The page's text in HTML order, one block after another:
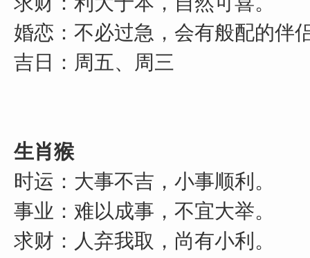
婚恋：不必过急，会有般配的伴
吉日：周五、周三
生肖猴
时运：大事不吉，小事顺利。
事业：难以成事，不宜大举。
求财：人弃我取，尚有小利。